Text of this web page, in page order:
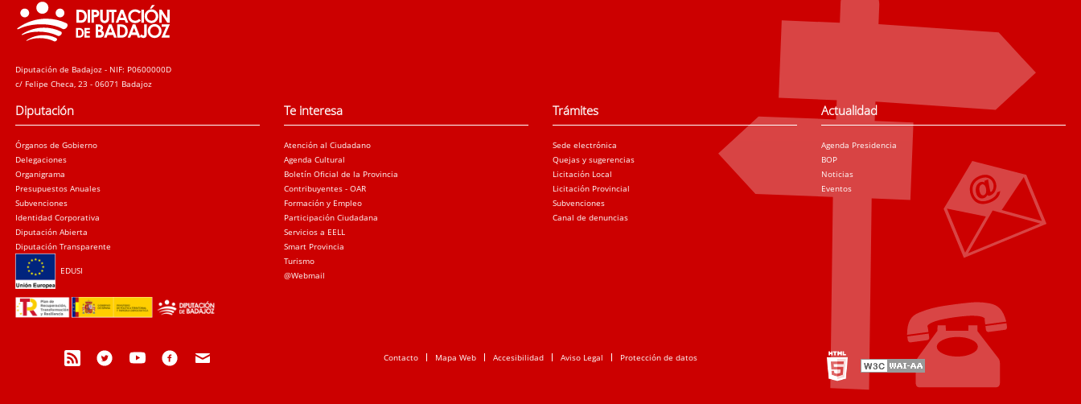
Diputación de Badajoz - NIF: P0600000D
c/ Felipe Checa, 23 - 06071 Badajoz
Diputación
Órganos de Gobierno
Delegaciones
Organigrama
Presupuestos Anuales
Subvenciones
Identidad Corporativa
Diputación Abierta
Diputación Transparente
EDUSI
Te interesa
Atención al Ciudadano
Agenda Cultural
Boletín Oficial de la Provincia
Contribuyentes - OAR
Formación y Empleo
Participación Ciudadana
Servicios a EELL
Smart Provincia
Turismo
@Webmail
Trámites
Sede electrónica
Quejas y sugerencias
Licitación Local
Licitación Provincial
Subvenciones
Canal de denuncias
Actualidad
Agenda Presidencia
BOP
Noticias
Eventos
Contacto Mapa Web Accesibilidad Aviso Legal Protección de datos